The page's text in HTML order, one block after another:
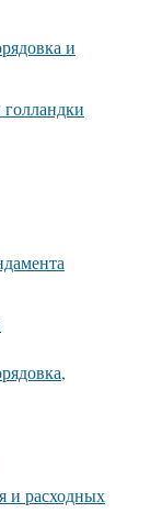
и
и расходных